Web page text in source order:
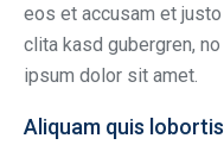
eos et accusam et
clita kasd gubergren,
ipsum dolor sit amet.
Aliquam quis